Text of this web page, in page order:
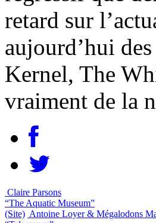
retard sur
aujourd’hui
Kernel, The
vraiment de la
Claire Parsons
“The Aquatic Museum”
(Site) Antoine Loyer & Mégalodons